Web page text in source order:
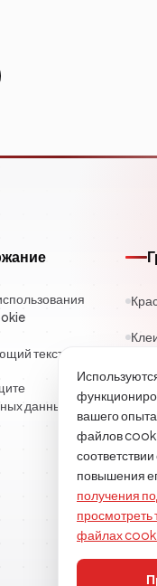
текст
данных
вашего
файлов
повышения
получения
просмотреть
файлах